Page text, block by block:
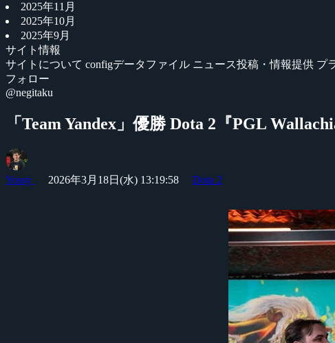
2025年11月
2025年10月
2025年9月
サイト情報
サイトについて configデータファイル ニュース投稿・情報提供 プ
フォロー
@negitaku
「Team Yandex」優勝 Dota 2『PGL
Yossy 2026年3月18日(水) 13:19:58 Dota 2